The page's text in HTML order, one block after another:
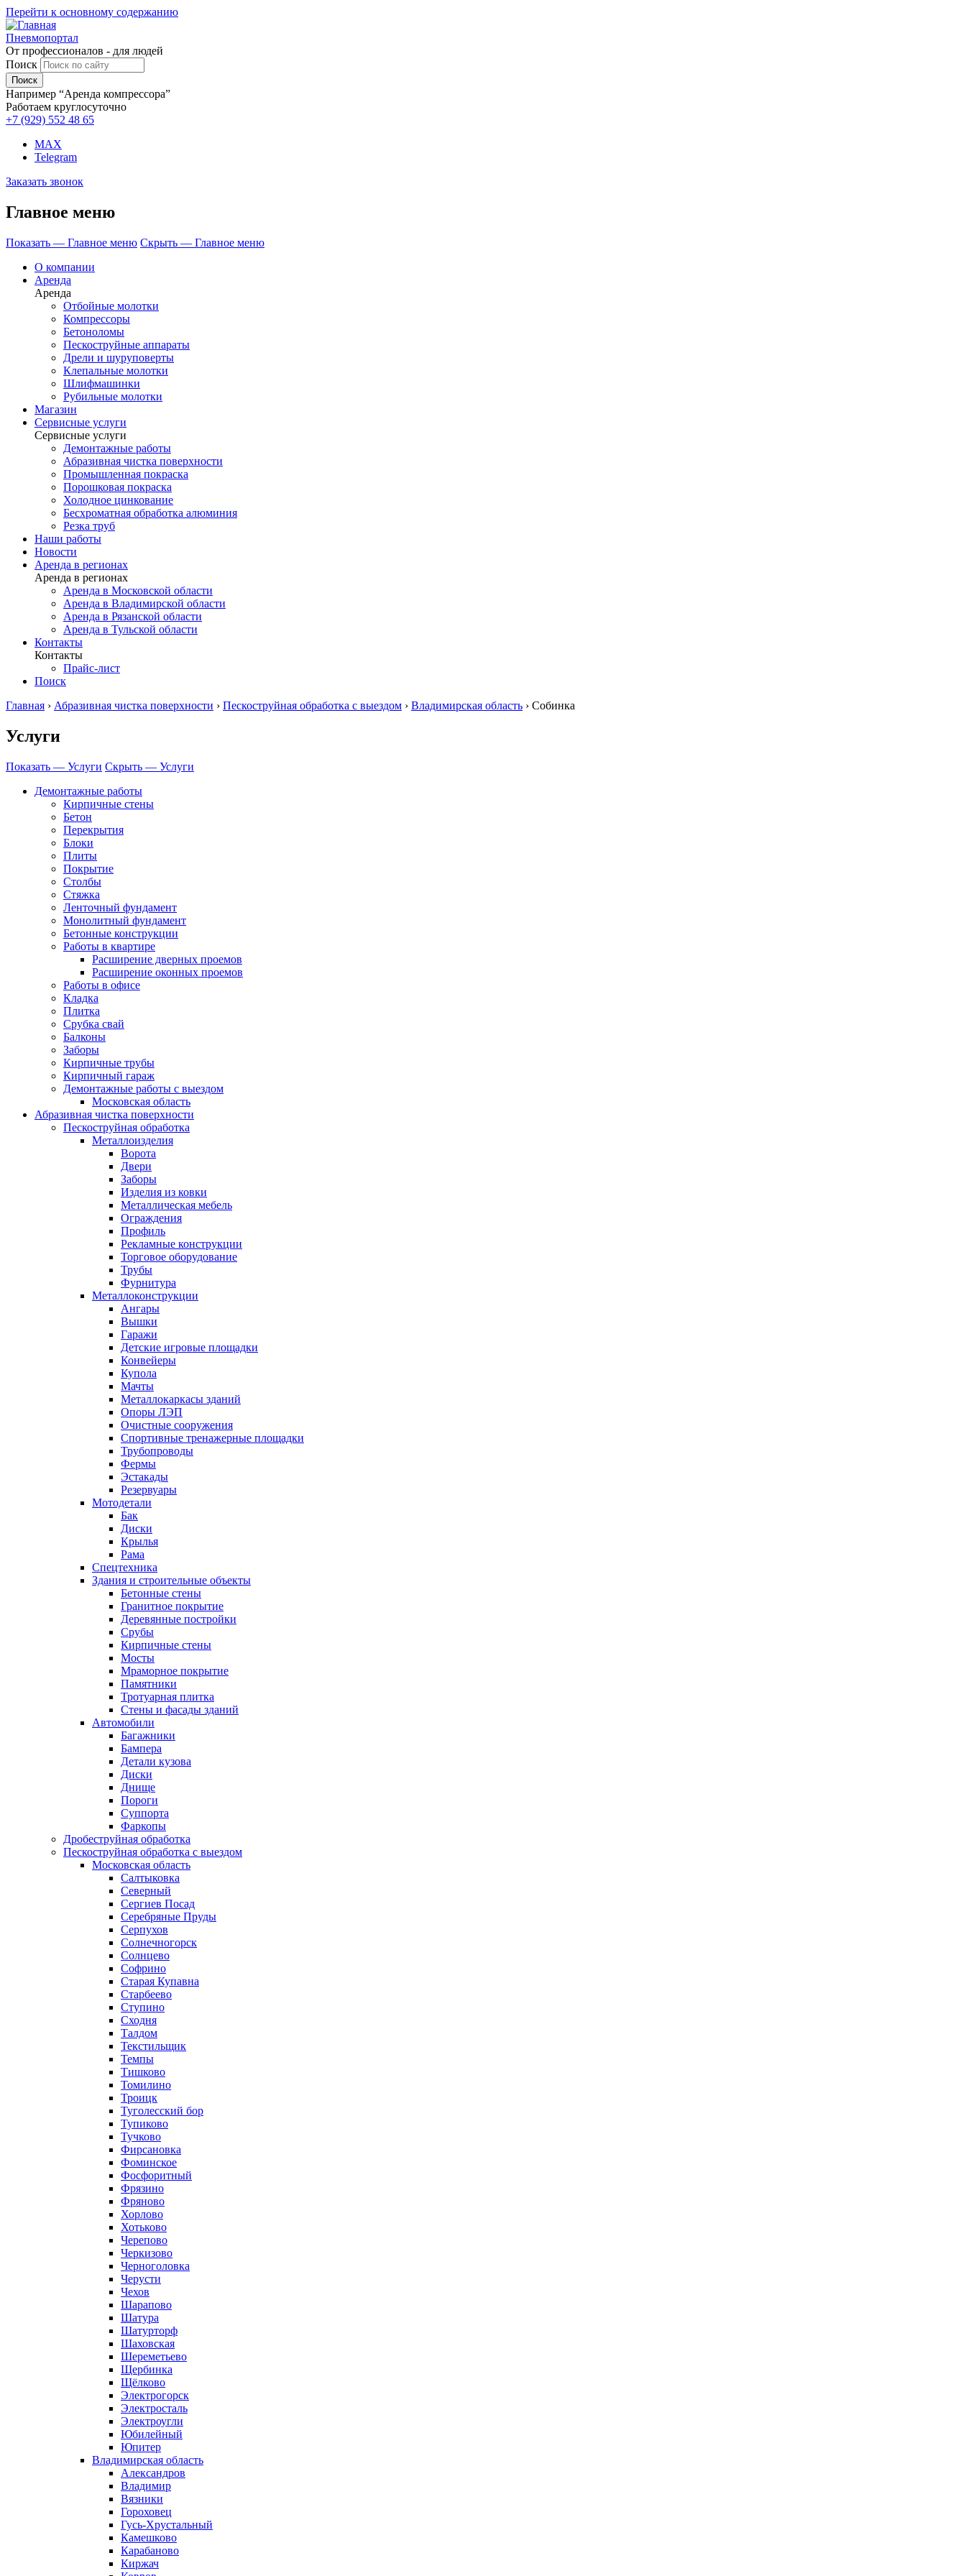
Перейти к основному содержанию
Пневмопортал
От профессионалов - для людей
Поиск
Например “Аренда компрессора”
Работаем круглосуточно
+7 (929) 552 48 65
MAX
Telegram
Заказать звонок
Главное меню
Показать — Главное меню Скрыть — Главное меню
О компании
Аренда
Аренда
Отбойные молотки
Компрессоры
Бетоноломы
Пескоструйные аппараты
Дрели и шуруповерты
Клепальные молотки
Шлифмашинки
Рубильные молотки
Магазин
Сервисные услуги
Сервисные услуги
Демонтажные работы
Абразивная чистка поверхности
Промышленная покраска
Порошковая покраска
Холодное цинкование
Бесхроматная обработка алюминия
Резка труб
Наши работы
Новости
Аренда в регионах
Аренда в регионах
Аренда в Московской области
Аренда в Владимирской области
Аренда в Рязанской области
Аренда в Тульской области
Контакты
Контакты
Прайс-лист
Поиск
Главная › Абразивная чистка поверхности › Пескоструйная обработка с выездом › Владимирская область › Собинка
Услуги
Показать — Услуги Скрыть — Услуги
Демонтажные работы
Кирпичные стены
Бетон
Перекрытия
Блоки
Плиты
Покрытие
Столбы
Стяжка
Ленточный фундамент
Монолитный фундамент
Бетонные конструкции
Работы в квартире
Расширение дверных проемов
Расширение оконных проемов
Работы в офисе
Кладка
Плитка
Срубка свай
Балконы
Заборы
Кирпичные трубы
Кирпичный гараж
Демонтажные работы с выездом
Московская область
Абразивная чистка поверхности
Пескоструйная обработка
Металлоизделия
Ворота
Двери
Заборы
Изделия из ковки
Металлическая мебель
Ограждения
Профиль
Рекламные конструкции
Торговое оборудование
Трубы
Фурнитура
Металлоконструкции
Ангары
Вышки
Гаражи
Детские игровые площадки
Конвейеры
Купола
Мачты
Металлокаркасы зданий
Опоры ЛЭП
Очистные сооружения
Спортивные тренажерные площадки
Трубопроводы
Фермы
Эстакады
Резервуары
Мотодетали
Бак
Диски
Крылья
Рама
Спецтехника
Здания и строительные объекты
Бетонные стены
Гранитное покрытие
Деревянные постройки
Срубы
Кирпичные стены
Мосты
Мраморное покрытие
Памятники
Тротуарная плитка
Стены и фасады зданий
Автомобили
Багажники
Бампера
Детали кузова
Диски
Днище
Пороги
Суппорта
Фаркопы
Дробеструйная обработка
Пескоструйная обработка с выездом
Московская область
Салтыковка
Северный
Сергиев Посад
Серебряные Пруды
Серпухов
Солнечногорск
Солнцево
Софрино
Старая Купавна
Старбеево
Ступино
Сходня
Талдом
Текстильщик
Темпы
Тишково
Томилино
Троицк
Туголесский бор
Тупиково
Тучково
Фирсановка
Фоминское
Фосфоритный
Фрязино
Фряново
Хорлово
Хотьково
Черепово
Черкизово
Черноголовка
Черусти
Чехов
Шарапово
Шатура
Шатурторф
Шаховская
Шереметьево
Щербинка
Щёлково
Электрогорск
Электросталь
Электроугли
Юбилейный
Юпитер
Владимирская область
Александров
Владимир
Вязники
Гороховец
Гусь-Хрустальный
Камешково
Карабаново
Киржач